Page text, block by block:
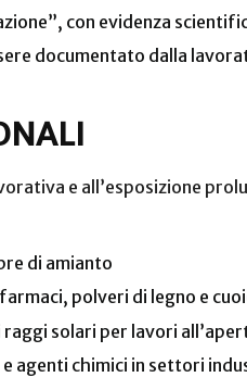
con evidenza
documentato dalla
e all’esposizione
di amianto
polveri di legno e
solari per lavori
agenti chimici in settori